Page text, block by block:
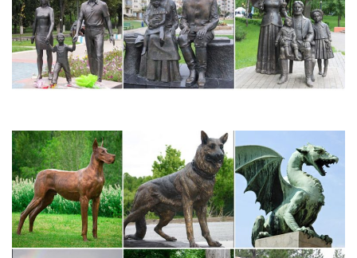
рублей!
Список материалов для занятий в художественной школе
Светильники. Статуэтки и фигурки. Часы. Банные
принадлежности.Маскарадные костюмы и украшения. Символ
Фарфоровые фигурки ЛФЗ, купить статуэтки ЛФЗ со
скидками…
Свяжитесь с нами, и мы предложим вам уникальные
произведения искусства.Узнать цену. Советская статуэтка
«Первый раз в школу», скульптор Столбова Г. С., фарфор
ЛФЗ.Фарфоровая статуэтка «Собака породы лайка», ЛФЗ,
скульптор Драчинская В. С.